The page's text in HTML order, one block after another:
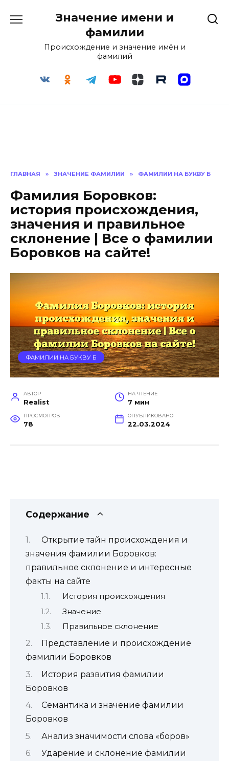
Значение имени и
фамилии
Происхождение и значение имён и
фамилий
ГЛАВНАЯ » ЗНАЧЕНИЕ ФАМИЛИИ » ФАМИЛИИ НА БУКВУ Б
Фамилия Боровков:
история происхождения,
значения и правильное
склонение | Все о фамилии
Боровков на сайте!
ФАМИЛИИ НА БУКВУ Б
АВТОР
Realist
НА ЧТЕНИЕ
7 мин
ПРОСМОТРОВ
78
ОПУБЛИКОВАНО
22.03.2024
Содержание
Открытие тайн происхождения и
значения фамилии Боровков:
правильное склонение и интересные
факты на сайте
История происхождения
Значение
Правильное склонение
Представление и происхождение
фамилии Боровков
История развития фамилии
Боровков
Семантика и значение фамилии
Боровков
Анализ значимости слова «боров»
Ударение и склонение фамилии